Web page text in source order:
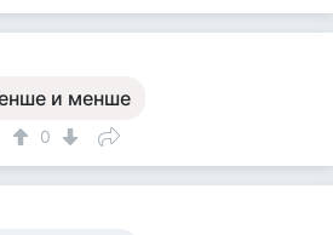
и менше
0